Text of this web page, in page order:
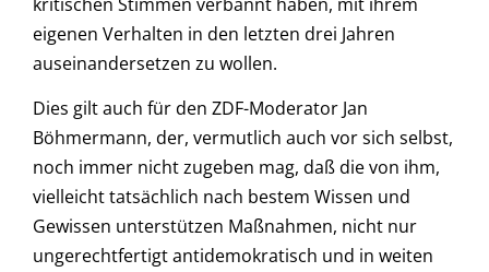
eigenen Verhalten in den letzten drei Jahren
auseinandersetzen zu wollen.
Dies gilt auch für den ZDF-Moderator Jan
Böhmermann, der, vermutlich auch vor sich selbst,
noch immer nicht zugeben mag, daß die von ihm,
vielleicht tatsächlich nach bestem Wissen und
Gewissen unterstützen Maßnahmen, nicht nur
ungerechtfertigt antidemokratisch und in weiten